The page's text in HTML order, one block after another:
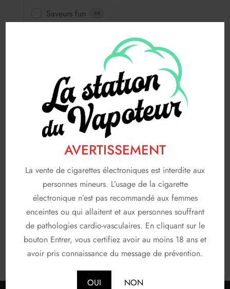
AVERTISSEMENT
La vente de cigarettes électroniques est interdite aux
personnes mineurs. L’usage de la cigarette
électronique n’est pas recommandé aux femmes
enceintes ou qui allaitent et aux personnes souffrant
de pathologies cardio-vasculaires. En cliquant sur le
bouton Entrer, vous certifiez avoir au moins 18 ans et
avoir pris connaissance du message de prévention.
OUI NON
Saveurs fun 64
A & L
AVAP 5
FRUIZEE 18
LIQUIDEO
Non classé
En stock